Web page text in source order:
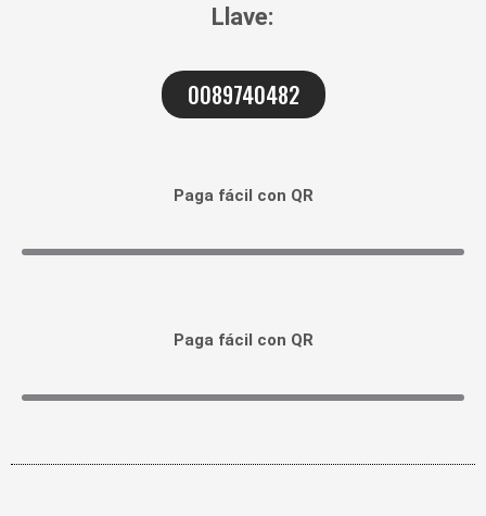
Llave:
0089740482
Paga fácil con QR
Paga fácil con QR